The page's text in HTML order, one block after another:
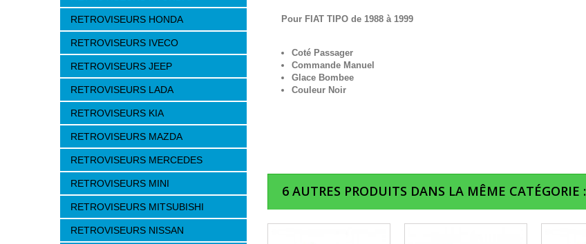
RETROVISEURS HONDA
RETROVISEURS IVECO
RETROVISEURS JEEP
RETROVISEURS LADA
RETROVISEURS KIA
RETROVISEURS MAZDA
RETROVISEURS MERCEDES
RETROVISEURS MINI
RETROVISEURS MITSUBISHI
RETROVISEURS NISSAN
Pour FIAT TIPO de 1988 à 1999
Coté Passager
Commande Manuel
Glace Bombee
Couleur Noir
6 AUTRES PRODUITS DANS LA MÊME CATÉGORIE :